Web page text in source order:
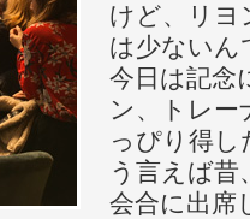
けど、リヨ
は少ないん
今日は記念
ン、トレー
っぴり得し
う言えば昔
会合に出席